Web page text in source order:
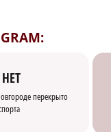
перекрыто